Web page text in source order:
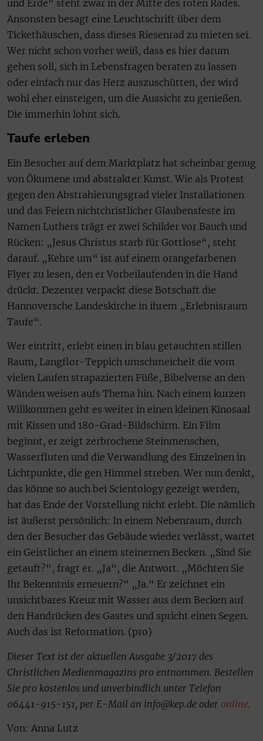
und Erde“ steht zwar in der Mitte des roten Rades.
Ansonsten besagt eine Leuchtschrift über dem
Tickethäuschen, dass dieses Riesenrad zu mieten sei.
Wer nicht schon vorher weiß, dass es hier darum
gehen soll, sich in Lebensfragen beraten zu lassen
oder einfach nur das Herz auszuschütten, der wird
wohl eher einsteigen, um die Aussicht zu genießen.
Die immerhin lohnt sich.
Taufe erleben
Ein Besucher auf dem Marktplatz hat scheinbar genug
von Ökumene und abstrakter Kunst. Wie als Protest
gegen den Abstrahierungsgrad vieler Installationen
und das Feiern nichtchristlicher Glaubensfeste im
Namen Luthers trägt er zwei Schilder vor Bauch und
Rücken: „Jesus Christus starb für Gottlose“, steht
darauf. „Kehre um“ ist auf einem orangefarbenen
Flyer zu lesen, den er Vorbeilaufenden in die Hand
drückt. Dezenter verpackt diese Botschaft die
Hannoversche Landeskirche in ihrem „Erlebnisraum
Taufe“.
Wer eintritt, erlebt einen in blau getauchten stillen
Raum, Langflor-Teppich umschmeichelt die vom
vielen Laufen strapazierten Füße, Bibelverse an den
Wänden weisen aufs Thema hin. Nach einem kurzen
Willkommen geht es weiter in einen kleinen Kinosaal
mit Kissen und 180-Grad-Bildschirm. Ein Film
beginnt, er zeigt zerbrochene Steinmenschen,
Wasserfluten und die Verwandlung des Einzelnen in
Lichtpunkte, die gen Himmel streben. Wer nun denkt,
das könne so auch bei Scientology gezeigt werden,
hat das Ende der Vorstellung nicht erlebt. Die nämlich
ist äußerst persönlich: In einem Nebenraum, durch
den der Besucher das Gebäude wieder verlässt, wartet
ein Geistlicher an einem steinernen Becken. „Sind Sie
getauft?“, fragt er. „Ja“, die Antwort. „Möchten Sie
Ihr Bekenntnis erneuern?“ „Ja.“ Er zeichnet ein
unsichtbares Kreuz mit Wasser aus dem Becken auf
den Handrücken des Gastes und spricht einen Segen.
Auch das ist Reformation. (pro)
Dieser Text ist der aktuellen Ausgabe 3/2017 des
Christlichen Medienmagazins pro entnommen. Bestellen
Sie pro kostenlos und unverbindlich unter Telefon
06441-915-151, per E-Mail an info@kep.de oder online.
Von: Anna Lutz